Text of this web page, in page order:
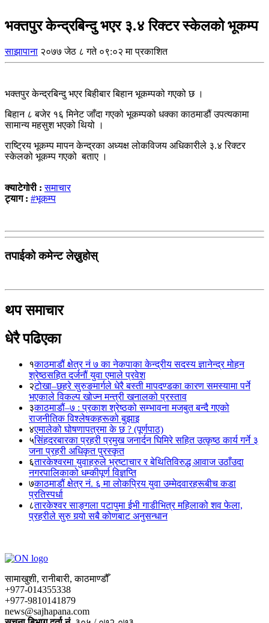
भक्तपुर केन्द्रबिन्दु भएर ३.४ रिक्टर स्केलको भूकम्प
साझापाना २०७७ जेठ ८ गते ०९:०२ मा प्रकाशित
भक्तपुर केन्द्रबिन्दु भएर बिहीबार बिहान भूकम्पको गएको छ ।
बिहान ८ बजेर १६ मिनेट जाँदा गएको भूकम्पको धक्का काठमाडौं उपत्यकामा
सामान्य महसुश भएको थियो ।
राष्ट्रिय भूकम्प मापन केन्द्रका अध्यक्ष लोकविजय अधिकारीले ३.४ रिक्टर
स्केलको भूकम्प गएको बताए ।
क्याटेगोरी :समाचार
ट्याग : #भूकम्प
तपाईको कमेन्ट लेख्नुहोस्
थप समाचार
धेरै पढिएका
१काठमाडौं क्षेत्र नं ७ का नेकपाका केन्द्रीय सदस्य ज्ञानेन्द्र मोहन
श्रेष्ठसहित दर्जनौं युवा एमाले प्रवेश
२टोखा–छहरे सुरुङमार्गले धेरै बस्ती मापदण्डका कारण समस्यामा पर्ने
भएकाले विकल्प खोज्न मन्त्री खनालको प्रस्ताव
३काठमाडौं–७ : प्रकाश श्रेष्ठको सम्भावना मजबुत बन्दै गएको
राजनीतिक विश्लेषकहरूको बुझाइ
४एमालेको घोषणापत्रमा के छ ? (पूर्णपाठ)
५सिंहदरबारका प्रहरी प्रमुख जनार्दन घिमिरे सहित उत्कृष्ठ कार्य गर्ने ३
जना प्रहरी अधिकृत पुरस्कृत
६तारकेश्वरमा युवाहरुले भ्रष्टाचार र बेथितिविरुद्ध आवाज उठाँउदा
नगरपालिकाको धम्कीपूर्ण विज्ञप्ति
७काठमाडौं क्षेत्र नं. ६ मा लोकप्रिय युवा उम्मेदवारहरूबीच कडा
प्रतिस्पर्धा
८तारकेश्वर साङ्गला पटापुमा ईभी गाडीभित्र महिलाको शव फेला,
प्रहरीले सुरु गर्‍यो सबै कोणबाट अनुसन्धान
सामाखुशी, रानीबारी, काठमाण्डौँ
+977-014355338
+977-9810141879
news@sajhapana.com